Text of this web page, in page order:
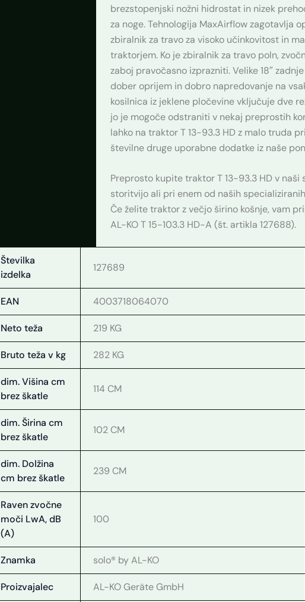
brezstopenjski nožni hidrostat in nizek
za noge. Tehnologija MaxAirflow zagotavlja
zbiralnik za travo za visoko učinkovitost in
traktorjem. Ko je zbiralnik za travo poln,
zaboj pravočasno izprazniti. Velike 18″
dober oprijem in dobro napredovanje na
kosilnica iz jeklene pločevine vključuje dve
jo je mogoče odstraniti v nekaj preprostih
lahko na traktor T 13-93.3 HD z malo truda
številne druge uporabne dodatke iz naše
Preprosto kupite traktor T 13-93.3 HD v naši
storitvijo ali pri enem od naših
Če želite traktor z večjo širino košnje, vam
AL-KO T 15-103.3 HD-A (št. artikla 127688).
Številka
izdelka
127689
EAN 4003718064070
Neto teža 219 KG
Bruto teža v kg 282 KG
dim. Višina cm
brez škatle
114 CM
dim. Širina cm
brez škatle
102 CM
dim. Dolžina
cm brez škatle
239 CM
Raven zvočne
moči LwA, dB
(A)
100
Znamka solo® by AL-KO
Proizvajalec AL-KO Geräte GmbH